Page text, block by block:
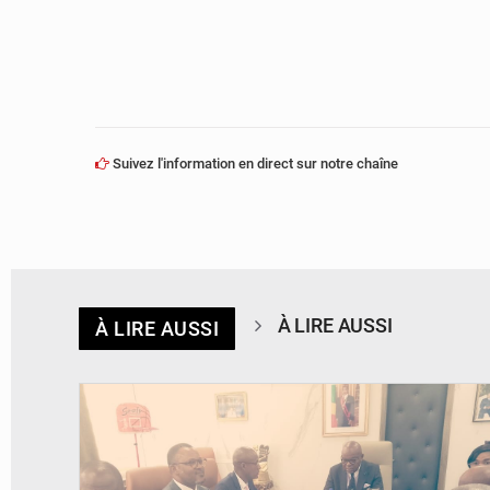
Suivez l'information en direct sur notre chaîne
À LIRE AUSSI À LIRE AUSSI